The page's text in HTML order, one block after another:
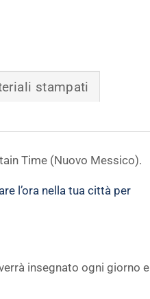
stampati
Time (Nuovo Messico).
l’ora nella tua città per
insegnato ogni giorno e